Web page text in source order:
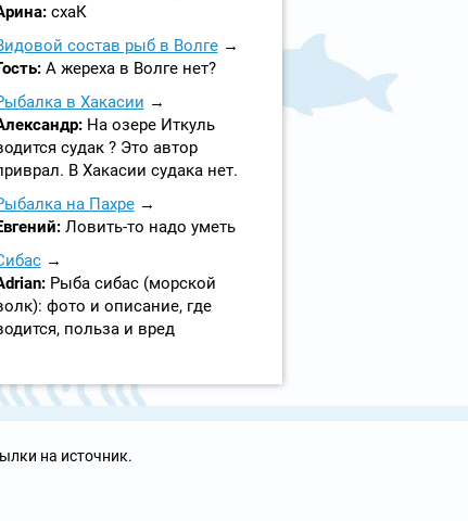
схаК
состав рыб в Волге
А жереха в Волге нет?
в Хакасии
На озере Иткуль
судак ? Это автор
В Хакасии судака нет.
на Пахре
Ловить-то надо уметь
Рыба сибас (морской
фото и описание, где
польза и вред
на источник.